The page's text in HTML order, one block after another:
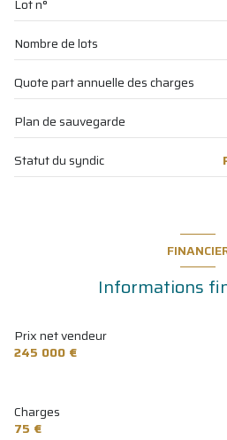
quartier LE BRUSC
Lot n°
Nombre de lots
Quote part annuelle des charges
Plan de sauvegarde
Statut du syndic
Informations
Prix net vendeur
245 000 €
Charges
75 €